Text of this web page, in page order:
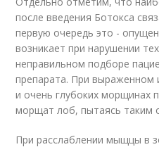
после введения Ботокса
первую очередь это -
возникает при нарушении
неправильном подборе
препарата. При выраженном
и очень глубоких морщинах
морщат лоб, пытаясь таким
При расслаблении мыщцы в